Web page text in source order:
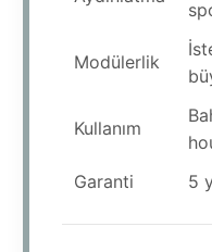
Modülerlik
Kullanım
Garanti
5